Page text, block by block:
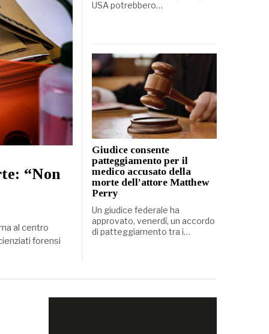
“Non
al centro
forensi
USA potrebbero…
Giudice consente
patteggiamento per il
medico accusato della
morte dell’attore Matthew
Perry
Un giudice federale ha
approvato, venerdì, un accordo
di patteggiamento tra i…